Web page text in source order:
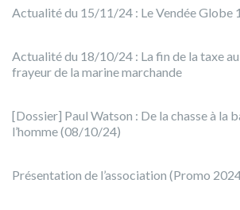
Actualité du 15/11/24 : Le Vendée Globe
Actualité du 18/10/24 : La fin de la taxe
frayeur de la marine marchande
[Dossier] Paul Watson : De la chasse à la
l’homme (08/10/24)
Présentation de l’association (Promo